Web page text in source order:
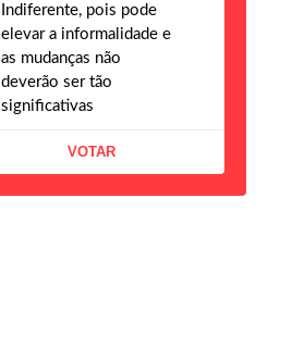
Indiferente, pois pode
elevar a informalidade e
as mudanças não
deverão ser tão
significativas